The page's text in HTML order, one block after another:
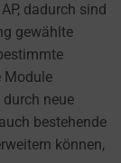
dadurch sind
gewählte
Module
neue
bestehende
können,